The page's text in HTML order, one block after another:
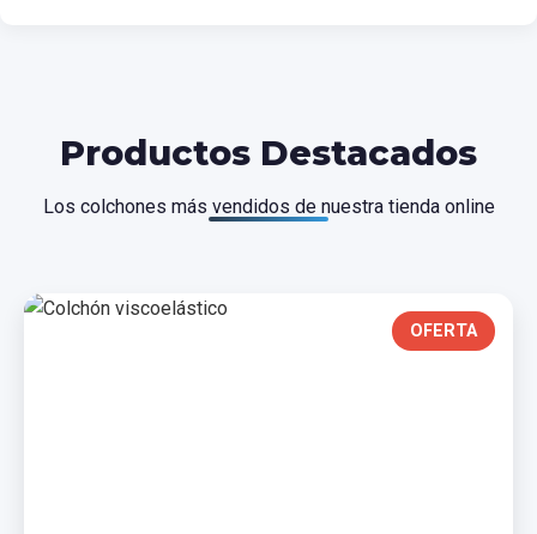
Productos Destacados
Los colchones más vendidos de nuestra tienda online
OFERTA